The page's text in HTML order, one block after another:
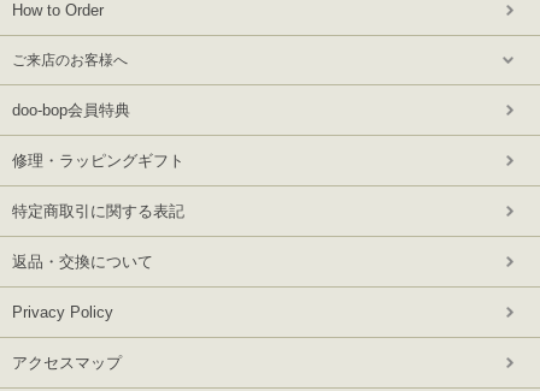
How to Order
ご来店のお客様へ
doo-bop会員特典
修理・ラッピングギフト
特定商取引に関する表記
返品・交換について
Privacy Policy
アクセスマップ